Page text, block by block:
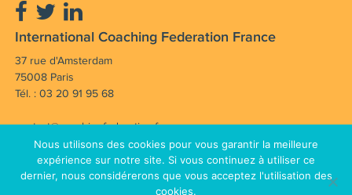
International Coaching Federation France
37 rue d'Amsterdam
75008 Paris
Tél. : 03 20 91 95 68
contact@coachingfederation.fr
Notre mission : Faire avancer et rayonner la
profession de coach en France et dans le monde.
Nous utilisons des cookies pour vous garantir la meilleure
expérience sur notre site. Si vous continuez à utiliser ce
dernier, nous considérerons que vous acceptez l'utilisation des
cookies.